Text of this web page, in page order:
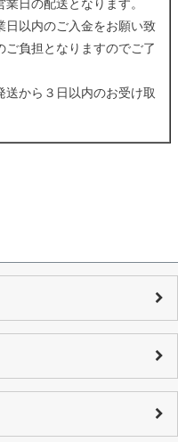
日の配送となります。
以内のご入金をお願い致
ご負担となりますのでご了
から３日以内のお受け取
基本的に1点物のUSED品とな
映までの時間に若干の誤差が
お願い申し上げます。 商品の
い
てことなります。